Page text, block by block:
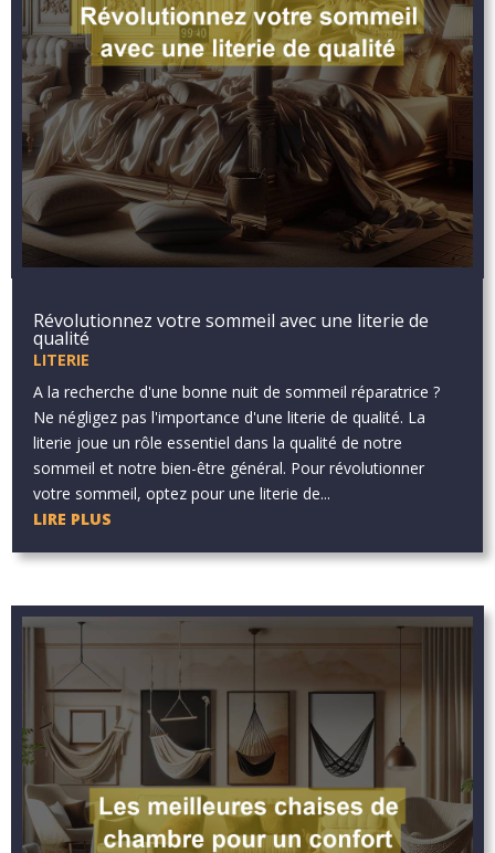
Révolutionnez votre sommeil avec une literie de
qualité
LITERIE
A la recherche d'une bonne nuit de sommeil réparatrice ?
Ne négligez pas l'importance d'une literie de qualité. La
literie joue un rôle essentiel dans la qualité de notre
sommeil et notre bien-être général. Pour révolutionner
votre sommeil, optez pour une literie de...
LIRE PLUS